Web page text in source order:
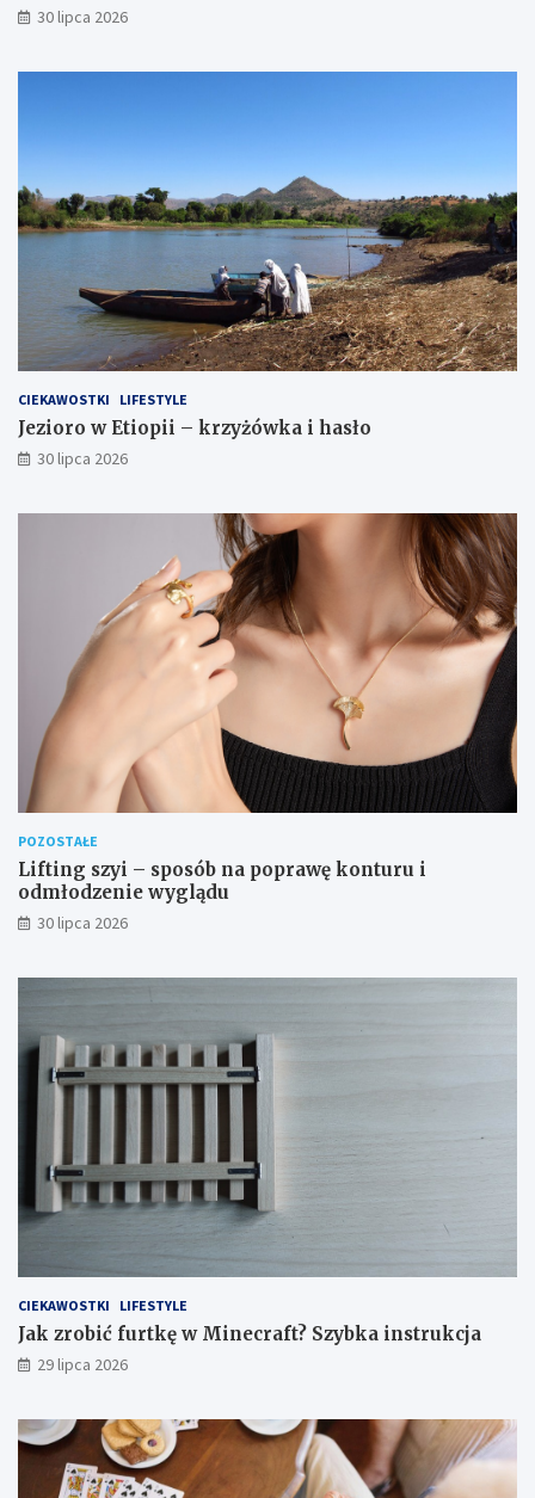
30 lipca 2026
CIEKAWOSTKI LIFESTYLE
Jezioro w Etiopii – krzyżówka i hasło
30 lipca 2026
POZOSTAŁE
Lifting szyi – sposób na poprawę konturu i
odmłodzenie wyglądu
30 lipca 2026
CIEKAWOSTKI LIFESTYLE
Jak zrobić furtkę w Minecraft? Szybka instrukcja
29 lipca 2026